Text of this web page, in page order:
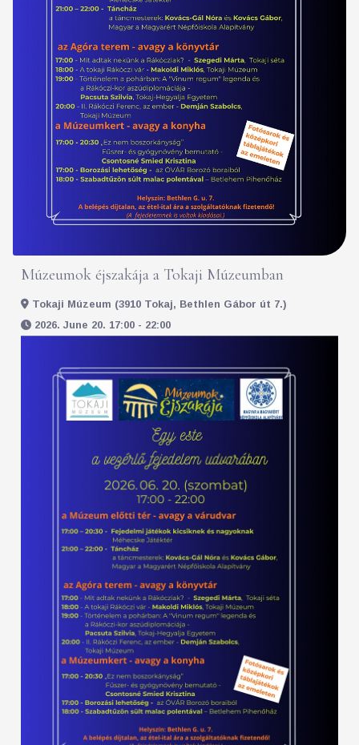
Múzeumok éjszakája a Tokaji Múzeumban
Tokaji Múzeum (3910 Tokaj, Bethlen Gábor út 7.)
2026. June 20. 17:00 - 22:00